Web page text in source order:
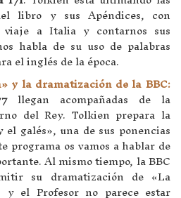
libro y sus Apéndices, con
a Italia y contarnos sus
habla de su uso de palabras
el inglés de la época.
y la dramatización de la BBC:
llegan acompañadas de la
del Rey. Tolkien prepara la
galés», una de sus ponencias
programa os vamos a hablar de
Al mismo tiempo, la BBC
su dramatización de «La
y el Profesor no parece estar